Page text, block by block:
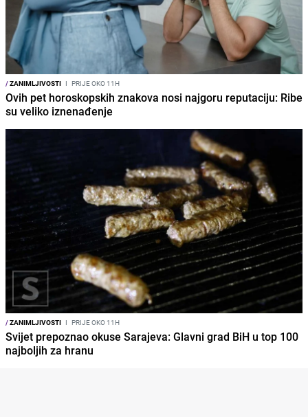
/ZANIMLJIVOSTI I PRIJE OKO 11H
Ovih pet horoskopskih znakova nosi najgoru reputaciju: Ribe
su veliko iznenađenje
/ZANIMLJIVOSTI I PRIJE OKO 11H
Svijet prepoznao okuse Sarajeva: Glavni grad BiH u top 100
najboljih za hranu